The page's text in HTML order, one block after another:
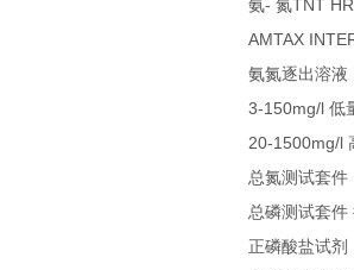
氨- 氮TNT HR
AMTAX
氨氮逐出溶液
3-150mg/l 低
20-1500mg/l
总氮测试套件
总磷测试套件
正磷酸盐试剂